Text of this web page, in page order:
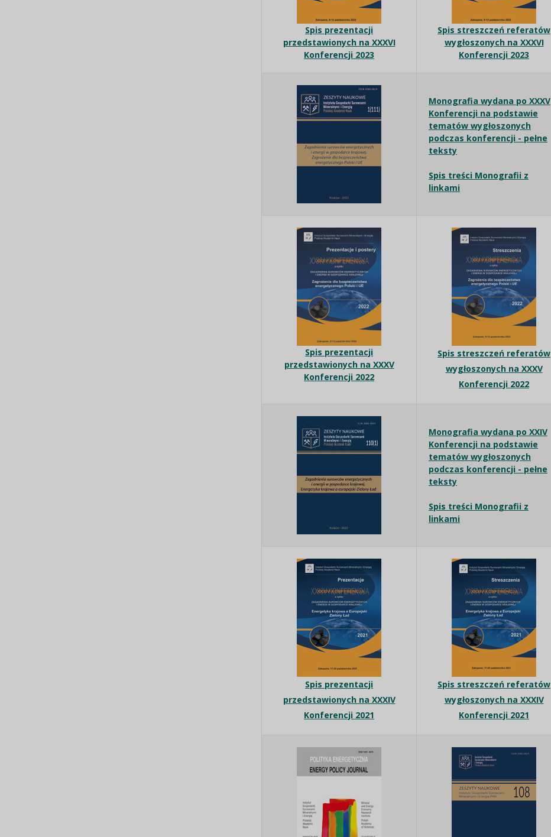
Spis prezentacji
przedstawionych na XXXVI
Konferencji 2023
Spis streszczeń referatów
wygłoszonych na XXXVI
Konferencji 2023
Monografia wydana po XXXV
Konferencji na podstawie
tematów wygłoszonych
podczas konferencji - pełne
teksty
Spis treści Monografii z
linkami
Spis prezentacji
przedstawionych na XXXV
Konferencji 2022
Spis streszczeń referatów
wygłoszonych na XXXV
Konferencji 2022
Monografia wydana po XXIV
Konferencji na podstawie
tematów wygłoszonych
podczas konferencji - pełne
teksty
Spis treści Monografii z
linkami
Spis prezentacji
przedstawionych na XXXIV
Konferencji 2021
Spis streszczeń referatów
wygłoszonych na XXXIV
Konferencji 2021